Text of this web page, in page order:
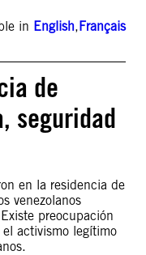
in English,Français
de
seguridad
en la residencia de
venezolanos
preocupación
activismo legítimo